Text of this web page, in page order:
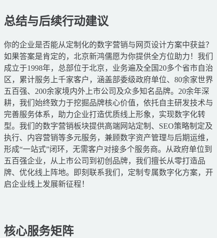
总结与后续行动建议
你的企业是否能从定制化的数字营销与网页设计方案中获益？
如果答案是肯定的，北京新鸿儒愿为你提供全方位助力！我们
成立于1998年，总部位于北京，业务遍及全国20多个省市自治
区，累计服务上千家客户，涵盖部委级政府单位、80余家世界
五百强、200余家境内外上市公司及众多知名品牌。20余年深
耕，我们始终致力于挖掘品牌核心价值，依托自主研发技术与
完善服务体系，助力企业打造优质线上形象，实现数字化转
型。我们的数字营销板块提供高端网站定制、SEO策略制定及
执行、内容营销等多元服务，兼顾数字资产管理与后期运维，
形成“一站式”闭环，无需客户对接多个服务商。从政府单位到
五百强企业，从上市公司到初创品牌，我们擅长从零打造品
牌、优化线上阵地。即刻联系我们，定制专属数字化方案，开
启企业线上发展新征程！
核心服务矩阵